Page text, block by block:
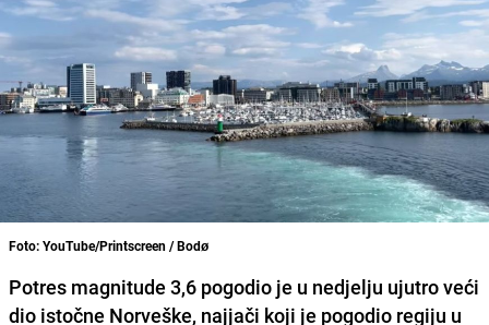
Foto: YouTube/Printscreen / Bodø
Potres magnitude 3,6 pogodio je u nedjelju ujutro veći
dio istočne Norveške, najjači koji je pogodio regiju u